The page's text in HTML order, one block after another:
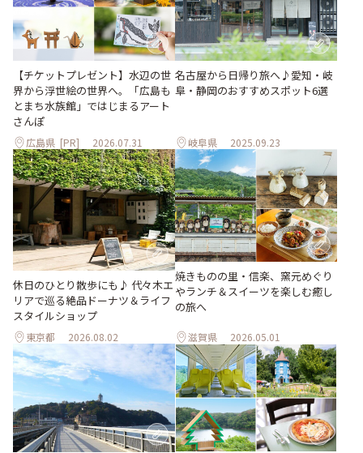
【チケットプレゼント】水辺の世
界から浮世絵の世界へ。「広島も
とまち水族館」ではじまるアート
さんぽ
広島県 [PR] 2026.07.31
名古屋から日帰り旅へ♪愛知・岐
阜・静岡のおすすめスポット6選
岐阜県 2025.09.23
休日のひとり散歩にも♪ 代々木エ
リアで巡る絶品ドーナツ＆ライフ
スタイルショップ
東京都 2026.08.02
焼きものの里・信楽、窯元めぐり
やランチ＆スイーツを楽しむ癒し
の旅へ
滋賀県 2026.05.01